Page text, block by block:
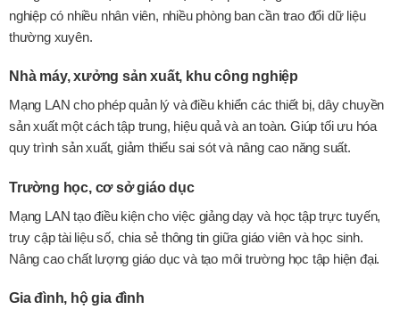
nghiệp có nhiều nhân viên, nhiều phòng ban cần trao đổi dữ liệu
thường xuyên.
Nhà máy, xưởng sản xuất, khu công nghiệp
Mạng LAN cho phép quản lý và điều khiển các thiết bị, dây chuyền
sản xuất một cách tập trung, hiệu quả và an toàn. Giúp tối ưu hóa
quy trình sản xuất, giảm thiểu sai sót và nâng cao năng suất.
Trường học, cơ sở giáo dục
Mạng LAN tạo điều kiện cho việc giảng dạy và học tập trực tuyến,
truy cập tài liệu số, chia sẻ thông tin giữa giáo viên và học sinh.
Nâng cao chất lượng giáo dục và tạo môi trường học tập hiện đại.
Gia đình, hộ gia đình